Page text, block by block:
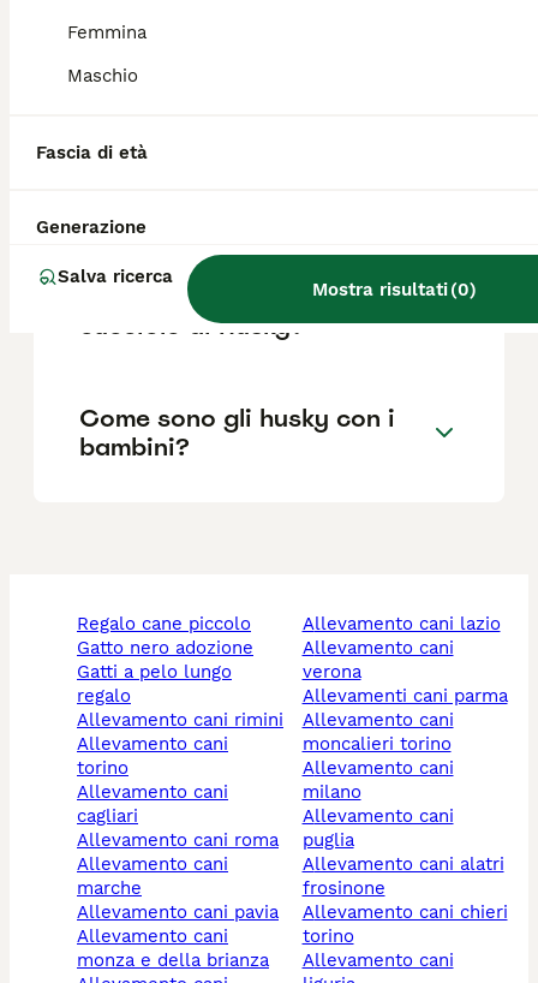
Femmina
Maschio
Fascia di età
Generazione
Salva ricerca
Mostra risultati(0)
Quanto è impegnativo un
Come comportarsi con un
cucciolo di Husky?
Come sono gli husky con i
bambini?
regalo cane piccolo
gatto nero adozione
gatti a pelo lungo
regalo
allevamento cani rimini
allevamento cani
torino
allevamento cani
cagliari
allevamento cani roma
allevamento cani
marche
allevamento cani pavia
allevamento cani
monza e della brianza
allevamento cani lazio
allevamento cani
verona
allevamenti cani parma
allevamento cani
moncalieri torino
allevamento cani
milano
allevamento cani
puglia
allevamento cani alatri
frosinone
allevamento cani chieri
torino
allevamento cani